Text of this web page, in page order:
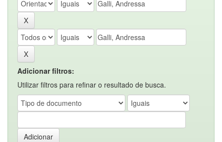
Adicionar filtros:
Utilizar filtros para refinar o resultado de busca.